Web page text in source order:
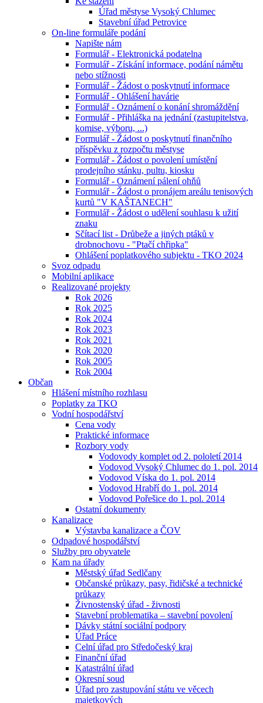
Úřad městyse Vysoký Chlumec
Stavební úřad Petrovice
On-line formuláře podání
Napište nám
Formulář - Elektronická podatelna
Formulář - Získání informace, podání námětu
nebo stížnosti
Formulář - Žádost o poskytnutí informace
Formulář - Ohlášení havárie
Formulář - Oznámení o konání shromáždění
Formulář - Přihláška na jednání (zastupitelstva,
komise, výboru, ...)
Formulář - Žádost o poskytnutí finančního
příspěvku z rozpočtu městyse
Formulář - Žádost o povolení umístění
prodejního stánku, pultu, kiosku
Formulář - Oznámení pálení ohňů
Formulář - Žádost o pronájem areálu tenisových
kurtů "V KAŠTANECH"
Formulář - Žádost o udělení souhlasu k užití
znaku
Sčítací list - Drůbeže a jiných ptáků v
drobnochovu - "Ptačí chřipka"
Ohlášení poplatkového subjektu - TKO 2024
Svoz odpadu
Mobilní aplikace
Realizované projekty
Rok 2026
Rok 2025
Rok 2024
Rok 2023
Rok 2021
Rok 2020
Rok 2005
Rok 2004
Občan
Hlášení místního rozhlasu
Poplatky za TKO
Vodní hospodářství
Cena vody
Praktické informace
Rozbory vody
Vodovody komplet od 2. pololetí 2014
Vodovod Vysoký Chlumec do 1. pol. 2014
Vodovod Víska do 1. pol. 2014
Vodovod Hrabří do 1. pol. 2014
Vodovod Pořešice do 1. pol. 2014
Ostatní dokumenty
Kanalizace
Výstavba kanalizace a ČOV
Odpadové hospodářství
Služby pro obyvatele
Kam na úřady
Městský úřad Sedlčany
Občanské průkazy, pasy, řidičské a technické
průkazy
Živnostenský úřad - živnosti
Stavební problematika – stavební povolení
Dávky státní sociální podpory
Úřad Práce
Celní úřad pro Středočeský kraj
Finanční úřad
Katastrální úřad
Okresní soud
Úřad pro zastupování státu ve věcech
majetkových